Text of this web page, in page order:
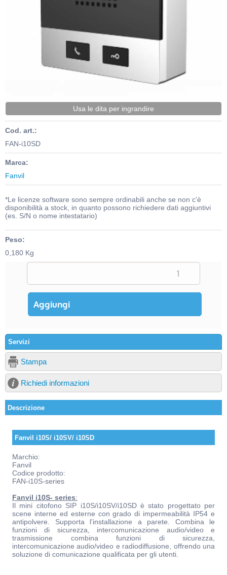
Usa le dita per ingrandire
Cod. art.:
FAN-i10SD
Marca:
Fanvil
*Le licenze software sono sempre ordinabili anche se non c'è
disponibilità a stock, in quanto possono richiedere dati aggiuntivi
(es. S/N o nome intestatario)
Peso:
0,180 Kg
Servizi
Stampa
Richiedi informazioni
Descrizione
Fanvil i10S/ i10SV/ i10SD
Marchio:
Fanvil
Codice prodotto:
FAN-i10S-series
Fanvil i10S- series:
Il mini citofono SIP i10S/i10SV/i10SD è stato progettato per
scene interne ed esterne con grado di impermeabilità IP54 e
antipolvere. Supporta l'installazione a parete. Combina le
funzioni di sicurezza, intercomunicazione audio/video e
trasmissione combina funzioni di sicurezza,
intercomunicazione audio/video e radiodiffusione, offrendo una
soluzione di comunicazione qualificata per gli utenti.